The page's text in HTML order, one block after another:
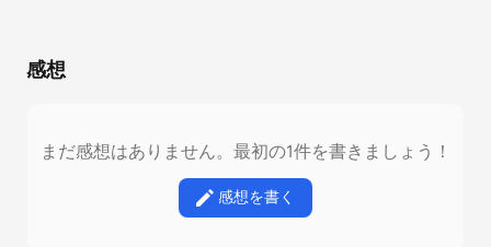
感想
まだ感想はありません。最初の1件を書きましょう！
感想を書く